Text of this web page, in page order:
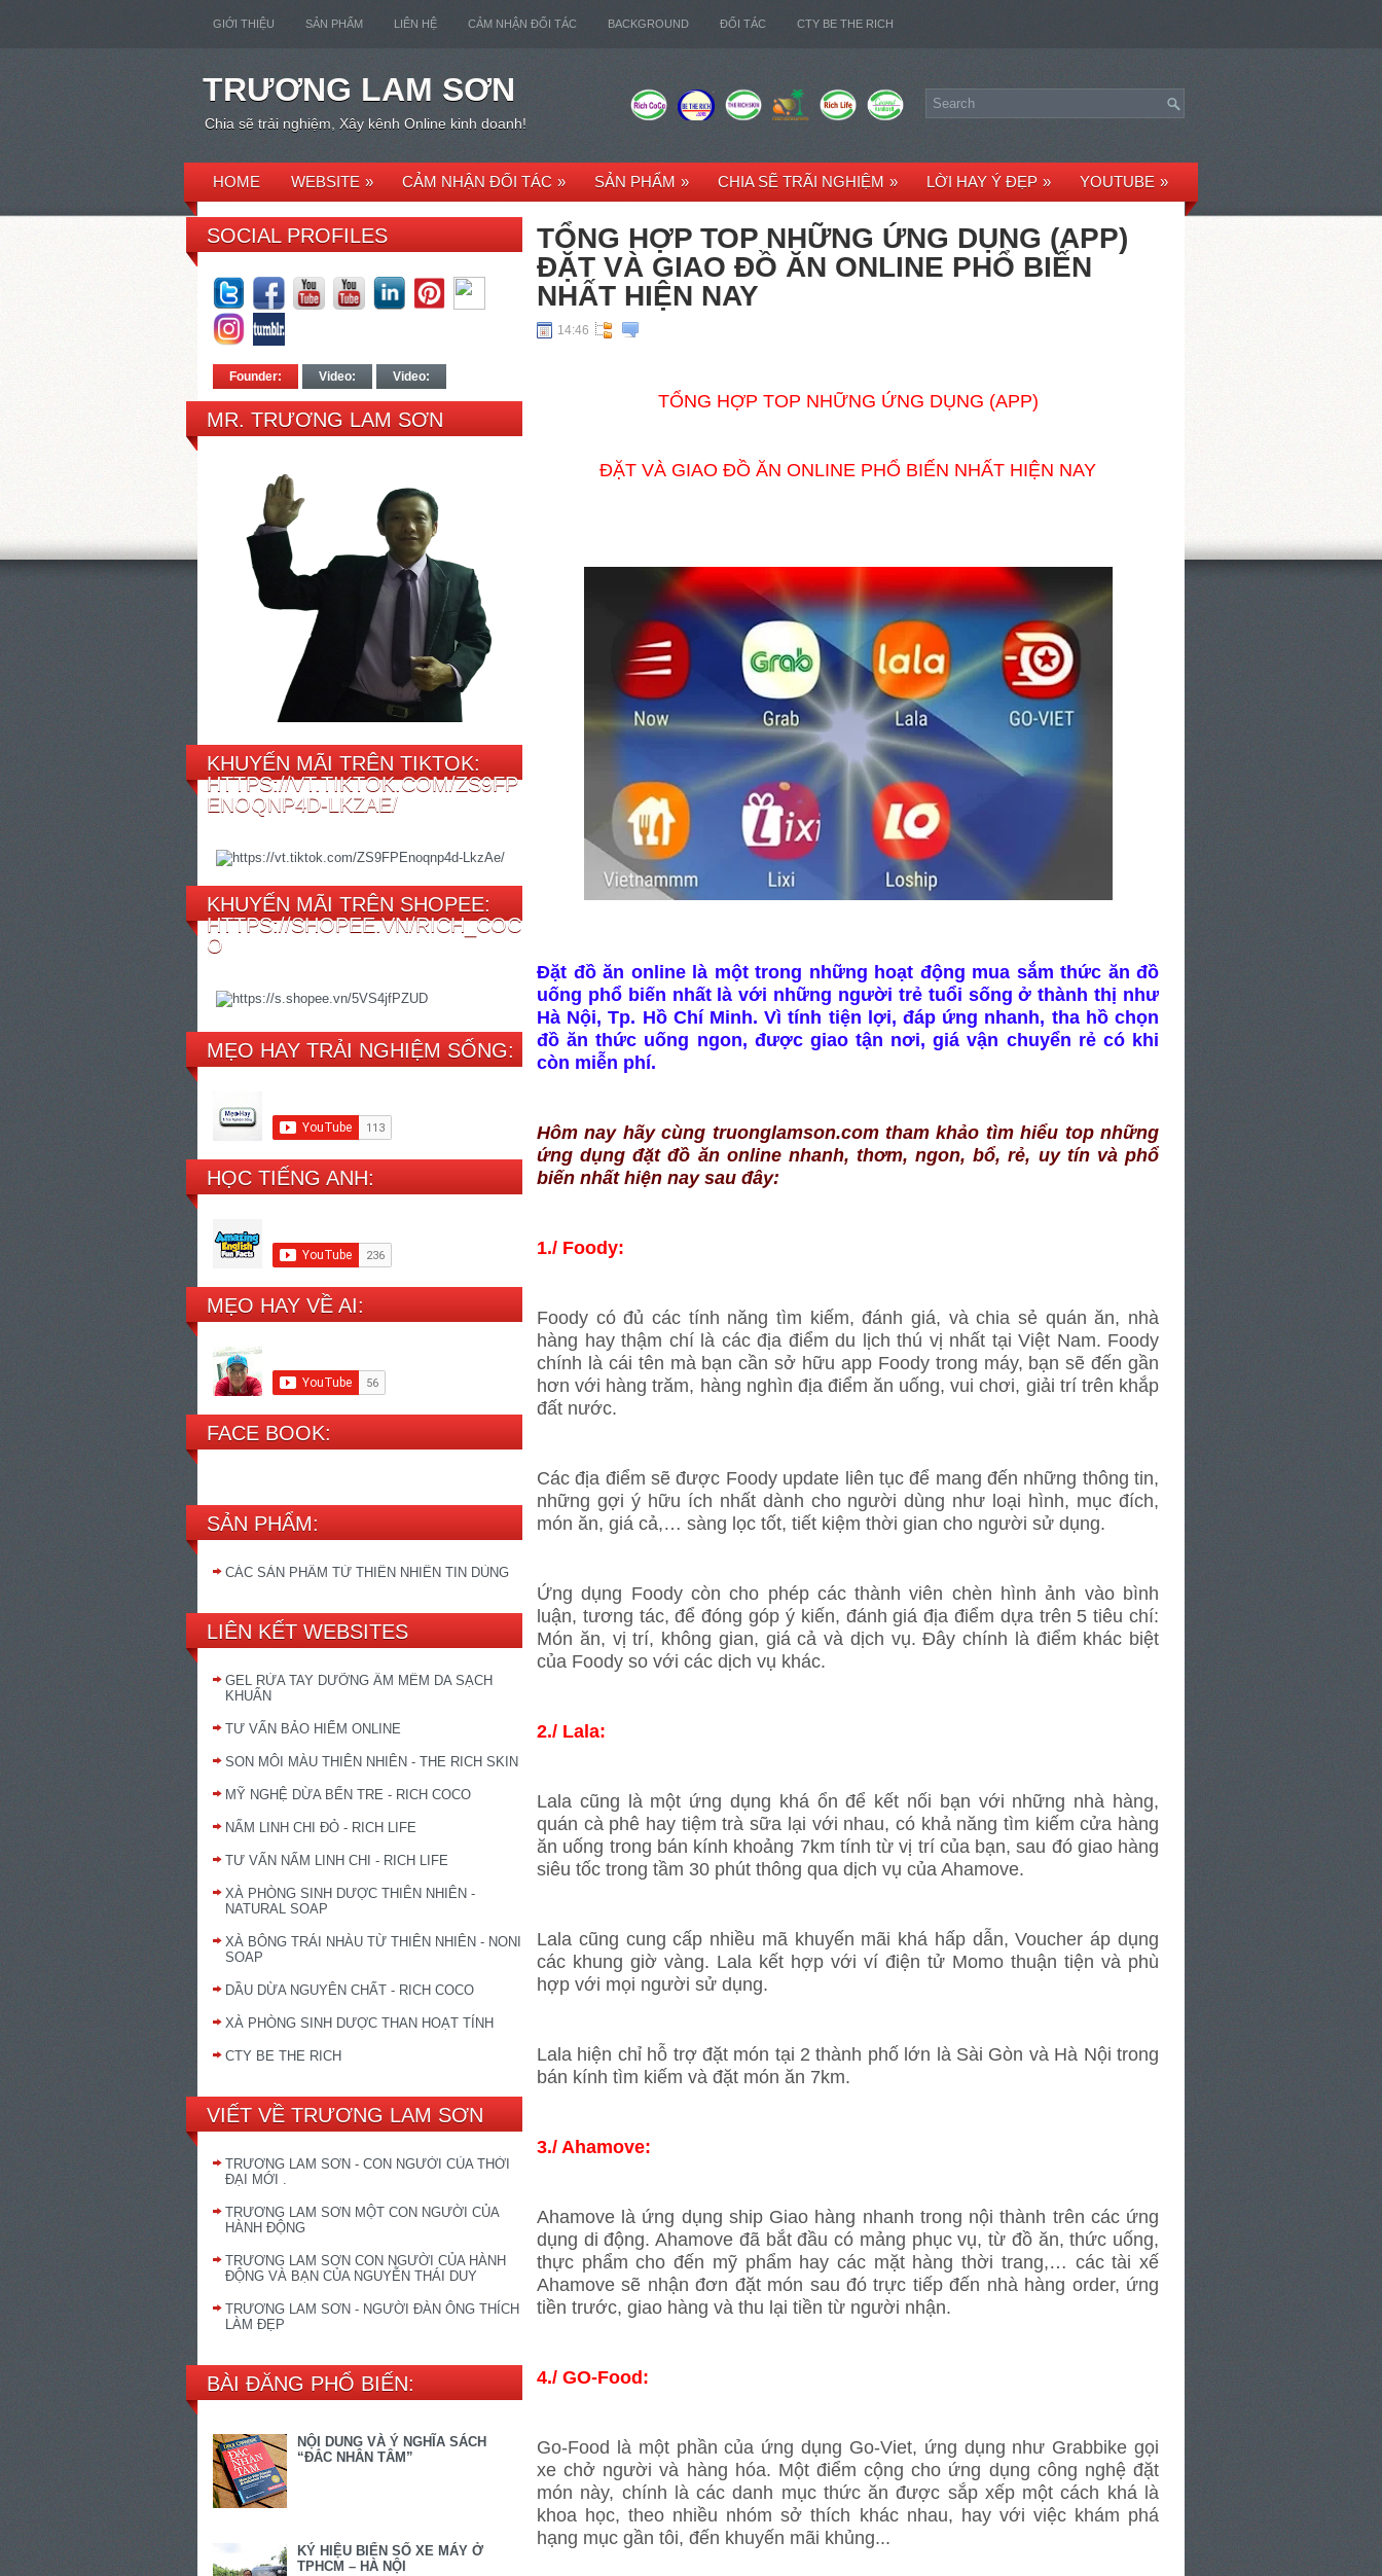
GIỚI THIỆU SẢN PHẨM LIÊN HỆ CẢM NHẬN ĐỐI TÁC BACKGROUND ĐỐI TÁC CTY BE THE RICH
TRƯƠNG LAM SƠN
Chia sẽ trải nghiệm, Xây kênh Online kinh doanh!
HOME WEBSITE » CẢM NHẬN ĐỐI TÁC » SẢN PHẨM » CHIA SẼ TRÃI NGHIỆM » LỜI HAY Ý ĐẸP » YOUTUBE »
SOCIAL PROFILES
Founder: Video: Video:
MR. TRƯƠNG LAM SƠN
KHUYẾN MÃI TRÊN TIKTOK:
HTTPS://VT.TIKTOK.COM/ZS9FP
ENOQNP4D-LKZAE/
KHUYẾN MÃI TRÊN SHOPEE:
HTTPS://SHOPEE.VN/RICH_COC
O
MẸO HAY TRẢI NGHIỆM SỐNG:
HỌC TIẾNG ANH:
MẸO HAY VỀ AI:
FACE BOOK:
SẢN PHẨM:
CÁC SẢN PHẨM TỪ THIÊN NHIÊN TIN DÙNG
LIÊN KẾT WEBSITES
GEL RỬA TAY DƯỠNG ẨM MỀM DA SẠCH
KHUẨN
TƯ VẤN BẢO HIỂM ONLINE
SON MÔI MÀU THIÊN NHIÊN - THE RICH SKIN
MỸ NGHỆ DỪA BẾN TRE - RICH COCO
NẤM LINH CHI ĐỎ - RICH LIFE
TƯ VẤN NẤM LINH CHI - RICH LIFE
XÀ PHÒNG SINH DƯỢC THIÊN NHIÊN -
NATURAL SOAP
XÀ BÔNG TRÁI NHÀU TỪ THIÊN NHIÊN - NONI
SOAP
DẦU DỪA NGUYÊN CHẤT - RICH COCO
XÀ PHÒNG SINH DƯỢC THAN HOẠT TÍNH
CTY BE THE RICH
VIẾT VỀ TRƯƠNG LAM SƠN
TRƯƠNG LAM SƠN - CON NGƯỜI CỦA THỜI
ĐẠI MỚI .
TRƯƠNG LAM SƠN MỘT CON NGƯỜI CỦA
HÀNH ĐỘNG
TRƯƠNG LAM SƠN CON NGƯỜI CỦA HÀNH
ĐỘNG VÀ BẠN CỦA NGUYỄN THÁI DUY
TRƯƠNG LAM SƠN - NGƯỜI ĐÀN ÔNG THÍCH
LÀM ĐẸP
BÀI ĐĂNG PHỔ BIẾN:
NỘI DUNG VÀ Ý NGHĨA SÁCH
“ĐẮC NHÂN TÂM”
KÝ HIỆU BIỂN SỐ XE MÁY Ở
TPHCM – HÀ NỘI
TỔNG HỢP TOP NHỮNG ỨNG DỤNG (APP)
ĐẶT VÀ GIAO ĐỒ ĂN ONLINE PHỔ BIẾN
NHẤT HIỆN NAY
14:46
TỔNG HỢP TOP NHỮNG ỨNG DỤNG (APP)
ĐẶT VÀ GIAO ĐỒ ĂN ONLINE PHỔ BIẾN NHẤT HIỆN NAY
Đặt đồ ăn online là một trong những hoạt động mua sắm thức ăn đồ
uống phổ biến nhất là với những người trẻ tuổi sống ở thành thị như
Hà Nội, Tp. Hồ Chí Minh. Vì tính tiện lợi, đáp ứng nhanh, tha hồ chọn
đồ ăn thức uống ngon, được giao tận nơi, giá vận chuyển rẻ có khi
còn miễn phí.
Hôm nay hãy cùng truonglamson.com tham khảo tìm hiểu top những
ứng dụng đặt đồ ăn online nhanh, thơm, ngon, bổ, rẻ, uy tín và phổ
biến nhất hiện nay sau đây:
1./ Foody:
Foody có đủ các tính năng tìm kiếm, đánh giá, và chia sẻ quán ăn, nhà
hàng hay thậm chí là các địa điểm du lịch thú vị nhất tại Việt Nam. Foody
chính là cái tên mà bạn cần sở hữu app Foody trong máy, bạn sẽ đến gần
hơn với hàng trăm, hàng nghìn địa điểm ăn uống, vui chơi, giải trí trên khắp
đất nước.
Các địa điểm sẽ được Foody update liên tục để mang đến những thông tin,
những gợi ý hữu ích nhất dành cho người dùng như loại hình, mục đích,
món ăn, giá cả,… sàng lọc tốt, tiết kiệm thời gian cho người sử dụng.
Ứng dụng Foody còn cho phép các thành viên chèn hình ảnh vào bình
luận, tương tác, để đóng góp ý kiến, đánh giá địa điểm dựa trên 5 tiêu chí:
Món ăn, vị trí, không gian, giá cả và dịch vụ. Đây chính là điểm khác biệt
của Foody so với các dịch vụ khác.
2./ Lala:
Lala cũng là một ứng dụng khá ổn để kết nối bạn với những nhà hàng,
quán cà phê hay tiệm trà sữa lại với nhau, có khả năng tìm kiếm cửa hàng
ăn uống trong bán kính khoảng 7km tính từ vị trí của bạn, sau đó giao hàng
siêu tốc trong tầm 30 phút thông qua dịch vụ của Ahamove.
Lala cũng cung cấp nhiều mã khuyến mãi khá hấp dẫn, Voucher áp dụng
các khung giờ vàng. Lala kết hợp với ví điện tử Momo thuận tiện và phù
hợp với mọi người sử dụng.
Lala hiện chỉ hỗ trợ đặt món tại 2 thành phố lớn là Sài Gòn và Hà Nội trong
bán kính tìm kiếm và đặt món ăn 7km.
3./ Ahamove:
Ahamove là ứng dụng ship Giao hàng nhanh trong nội thành trên các ứng
dụng di động. Ahamove đã bắt đầu có mảng phục vụ, từ đồ ăn, thức uống,
thực phẩm cho đến mỹ phẩm hay các mặt hàng thời trang,… các tài xế
Ahamove sẽ nhận đơn đặt món sau đó trực tiếp đến nhà hàng order, ứng
tiền trước, giao hàng và thu lại tiền từ người nhận.
4./ GO-Food:
Go-Food là một phần của ứng dụng Go-Viet, ứng dụng như Grabbike gọi
xe chở người và hàng hóa. Một điểm cộng cho ứng dụng công nghệ đặt
món này, chính là các danh mục thức ăn được sắp xếp một cách khá là
khoa học, theo nhiều nhóm sở thích khác nhau, hay với việc khám phá
hạng mục gần tôi, đến khuyến mãi khủng...